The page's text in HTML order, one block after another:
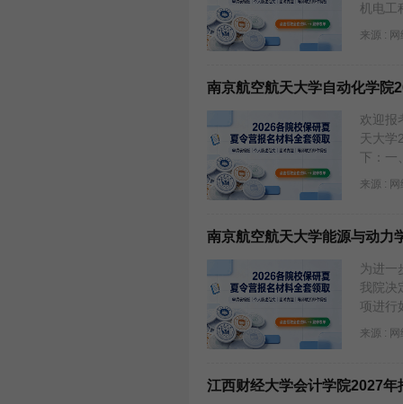
机电工
来源 :
南京航空航天大学自动化学院
欢迎报
天大学
下：
来源 :
南京航空航天大学能源与动力
为进一
我院决
项进行
来源 :
江西财经大学会计学院2027年